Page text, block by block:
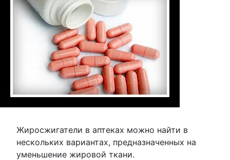
Жиросжигатели в аптеках можно найти в
нескольких вариантах, предназначенных на
уменьшение жировой ткани.